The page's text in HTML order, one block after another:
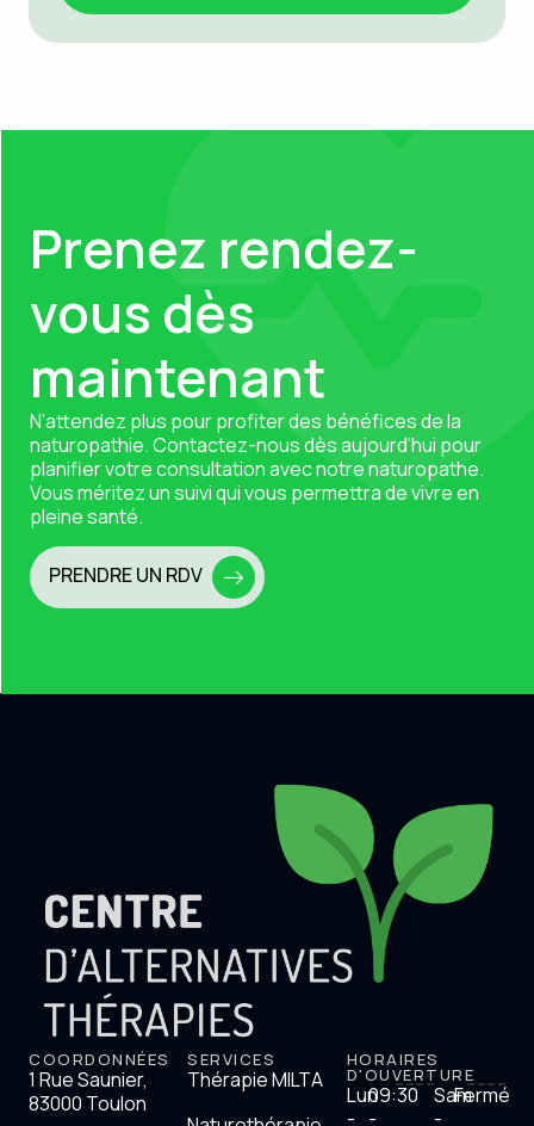
Prenez rendez-
vous dès
maintenant
N’attendez plus pour profiter des bénéfices de la
naturopathie.Contactez-nousdès aujourd’hui pour
planifier votre consultation avec notre naturopathe.
Vous méritez un suivi qui vous permettra de vivre en
pleine santé.
PRENDRE UN RDV
COORDONNÉES
1 Rue Saunier,
83000 Toulon
SERVICES
Thérapie MILTA
HORAIRES
D'OUVERTURE
Lun
-
09:30
-
Sam
-
Fermé